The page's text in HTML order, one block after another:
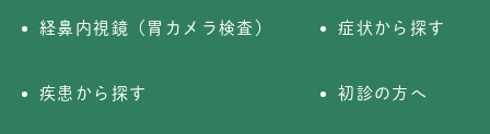
経鼻内視鏡（胃カメラ検査） 症状から探す
疾患から探す 初診の方へ